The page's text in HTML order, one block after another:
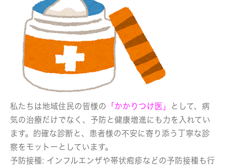
私たちは地域住民の皆様の 「かかりつけ医」
として、病
気の治療だけでなく、予防と健康増進にも力を入れてい
ます。的確な診断と、患者様の不安に寄り添う丁寧な診
察をモットーとしています。
予防接種: インフルエンザや帯状疱疹などの予防接種も行